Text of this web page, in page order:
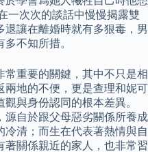
一次次的談話中慢慢揭露雙
讓在離婚時就有多狠毒，男
不知所措。
重要的關鍵，其中不只是相
兩地的不便，更是查理和妮可
與身份認同的根本差異。
源自於跟父母惡劣關係所養成
清；而生在代表著熱情與自
著關係親近的家人，也非常習